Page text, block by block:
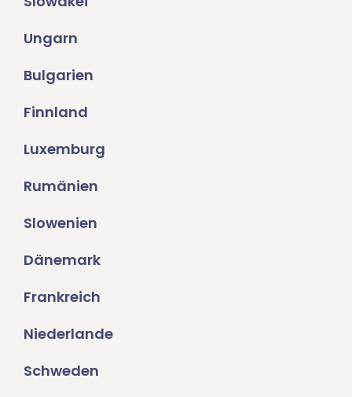
Ungarn
Bulgarien
Finnland
Luxemburg
Rumänien
Slowenien
Dänemark
Frankreich
Niederlande
Schweden